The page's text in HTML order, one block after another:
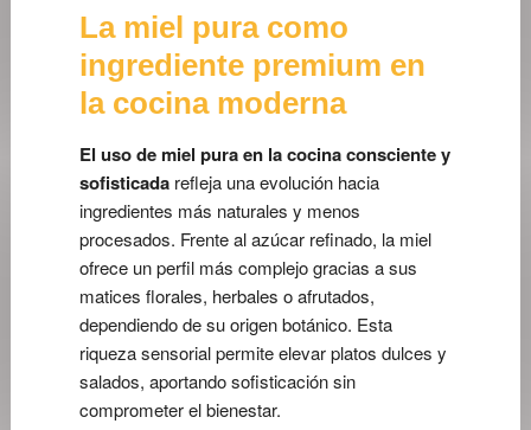
La miel pura como
ingrediente premium en
la cocina moderna
El uso de miel pura en la cocina consciente y
sofisticadarefleja una evolución hacia
ingredientes más naturales y menos
procesados. Frente al azúcar refinado, la miel
ofrece un perfil más complejo gracias a sus
matices florales, herbales o afrutados,
dependiendo de su origen botánico. Esta
riqueza sensorial permite elevar platos dulces y
salados, aportando sofisticación sin
comprometer el bienestar.